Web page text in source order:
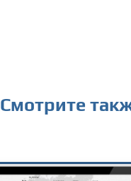
Смотрите